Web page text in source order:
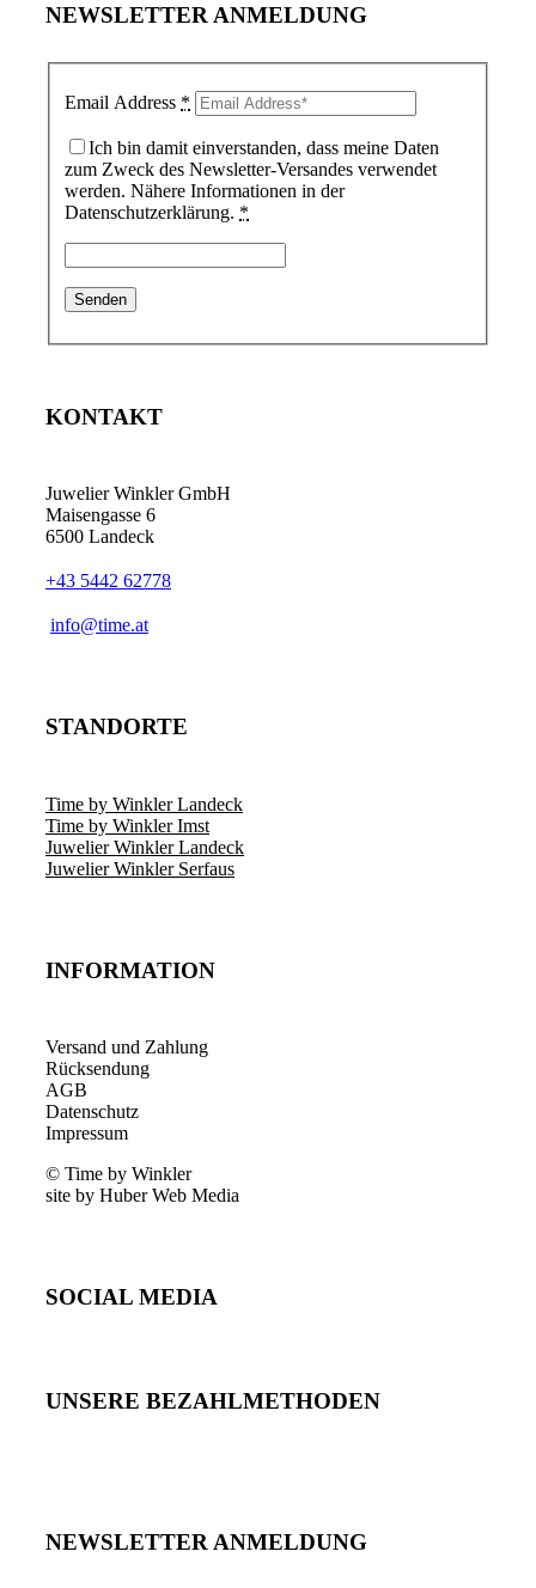
NEWSLETTER ANMELDUNG
Email Address *
Ich bin damit einverstanden, dass meine Daten
zum Zweck des Newsletter-Versandes verwendet
werden. Nähere Informationen in der
Datenschutzerklärung. *
KONTAKT
Juwelier Winkler GmbH
Maisengasse 6
6500 Landeck
+43 5442 62778
info@time.at
STANDORTE
Time by Winkler Landeck
Time by Winkler Imst
Juwelier Winkler Landeck
Juwelier Winkler Serfaus
INFORMATION
Versand und Zahlung
Rücksendung
AGB
Datenschutz
Impressum
© Time by Winkler
site by Huber Web Media
SOCIAL MEDIA
UNSERE BEZAHLMETHODEN
NEWSLETTER ANMELDUNG